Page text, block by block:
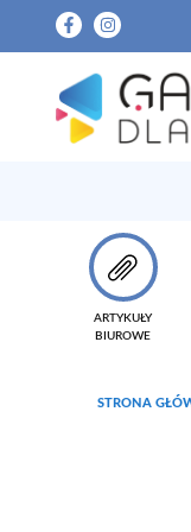
ARTYKUŁY
BIUROWE
STRONA